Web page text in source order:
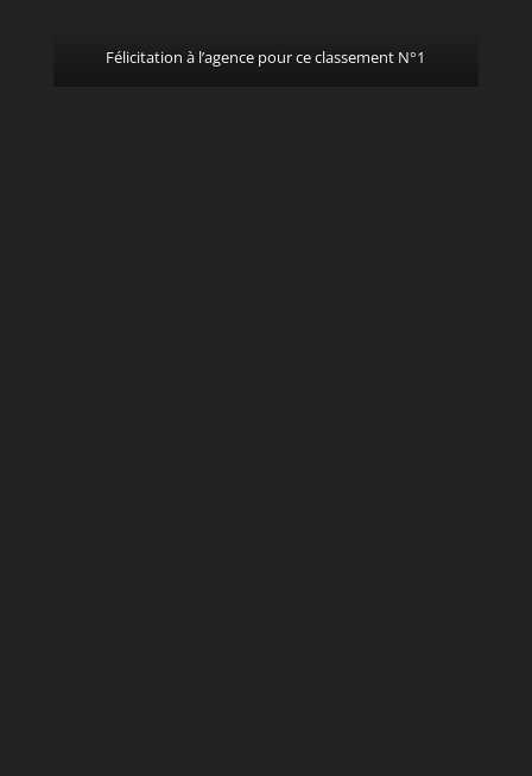
Félicitation à l’agence pour ce classement N°1